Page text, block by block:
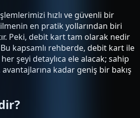
hızlı ve güvenli bir
en pratik yollarından biri
Peki, debit kart tam olarak nedir
kapsamlı rehberde, debit kart ile
şeyi detaylıca ele alacak; sahip
kadar geniş bir bakış